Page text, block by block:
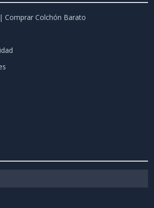
Comprar Colchón Barato